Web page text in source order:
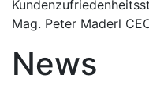
Mag. Peter Maderl
News